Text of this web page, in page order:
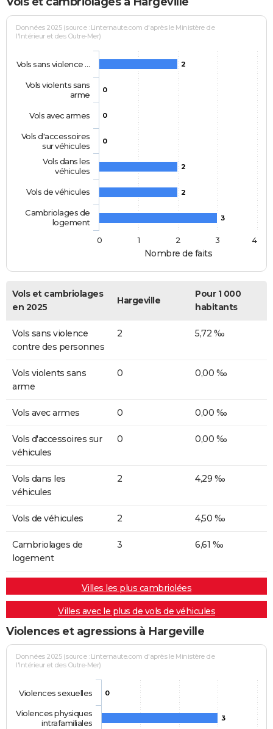
Nombre de faits
Données 2025 (source : Linternaute.com d'après le Ministère de
l'Intérieur et des Outre-Mer)
2
0
0
0
2
2
3
Vols sans violence …
Vols violents sans
arme
Vols avec armes
Vols d'accessoires
sur véhicules
Vols dans les
véhicules
Vols de véhicules
Cambriolages de
logement
0
1 2 3 4
Vols et cambriolages
en 2025
Hargeville
Pour 1 000
habitants
Vols sans violence
contre des personnes
2 5,72 ‰
Vols violents sans
arme
0 0,00 ‰
Vols avec armes 0 0,00 ‰
Vols d'accessoires sur
véhicules
0 0,00 ‰
Vols dans les
véhicules
2 4,29 ‰
Vols de véhicules 2 4,50 ‰
Cambriolages de
logement
3 6,61 ‰
Villes les plus cambriolées
Villes avec le plus de vols de véhicules
Violences et agressions à Hargeville
Données 2025 (source : Linternaute.com d'après le Ministère de
l'Intérieur et des Outre-Mer)
0
3
Violences sexuelles
Violences physiques
intrafamiliales